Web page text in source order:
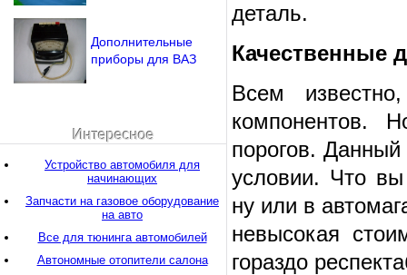
деталь.
Качественные
Всем
компонентов.
порогов.
условии. Что вы
ну или в
невысокая
гораздо
Дополнительные
приборы для ВАЗ
Интересное
Устройство автомобиля для
начинающих
Запчасти на газовое оборудование
на авто
Все для тюнинга автомобилей
Автономные отопители салона